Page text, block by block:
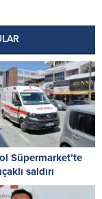
Süpermarket’te
saldırı